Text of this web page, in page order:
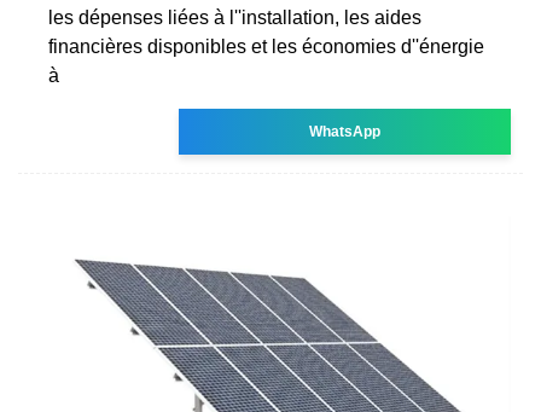
les dépenses liées à l''installation, les aides
financières disponibles et les économies d''énergie
à
WhatsApp